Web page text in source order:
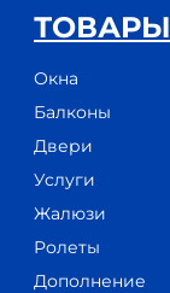
ТОВАРЫ
Окна
Балконы
Двери
Услуги
Жалюзи
Ролеты
Дополнение